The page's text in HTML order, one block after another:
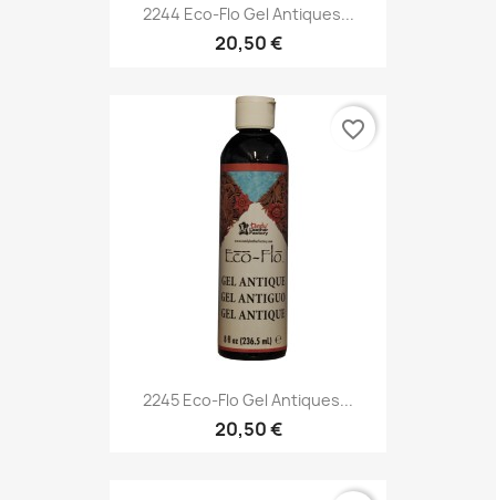
2244 Eco-Flo Gel Antiques...
20,50 €
2245 Eco-Flo Gel Antiques...
20,50 €
favorite_border